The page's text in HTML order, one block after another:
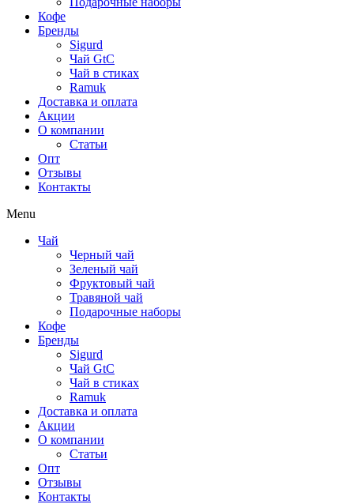
Кофе
Бренды
Sigurd
Чай GtC
Чай в стиках
Ramuk
Доставка и оплата
Акции
О компании
Статьи
Опт
Отзывы
Контакты
Menu
Чай
Черный чай
Зеленый чай
Фруктовый чай
Травяной чай
Подарочные наборы
Кофе
Бренды
Sigurd
Чай GtC
Чай в стиках
Ramuk
Доставка и оплата
Акции
О компании
Статьи
Опт
Отзывы
Контакты